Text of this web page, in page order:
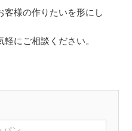
客様の作りたいを形にし
にご相談ください。